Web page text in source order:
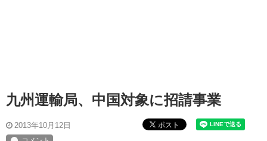
九州運輸局、中国対象に招請事業
2013年10月12日 ポスト